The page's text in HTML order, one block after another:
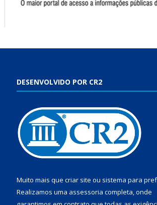
DESENVOLVIDO POR CR2
Muito mais que criar site ou sistema para
Realizamos uma assessoria completa, onde